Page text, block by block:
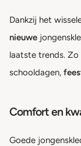
Dankzij het
nieuwe
laatste trends.
schooldagen,
Comfort en
Goede